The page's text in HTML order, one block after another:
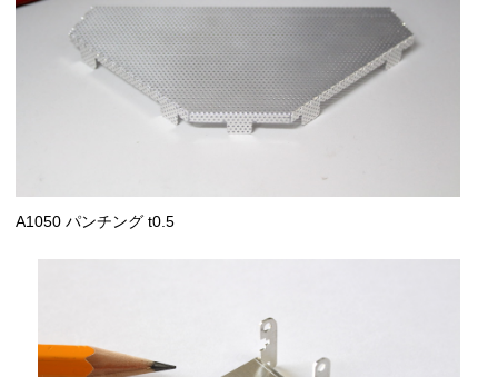
A1050 パンチング t0.5